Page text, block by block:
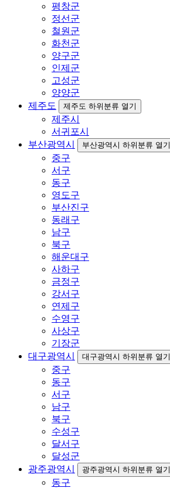
평창군
정선군
철원군
화천군
양구군
인제군
고성군
양양군
제주도
제주도 하위분류 열기
제주시
서귀포시
부산광역시
부산광역시 하위분류 열기
중구
서구
동구
영도구
부산진구
동래구
남구
북구
해운대구
사하구
금정구
강서구
연제구
수영구
사상구
기장군
대구광역시
대구광역시 하위분류 열기
중구
동구
서구
남구
북구
수성구
달서구
달성군
광주광역시
광주광역시 하위분류 열기
동구